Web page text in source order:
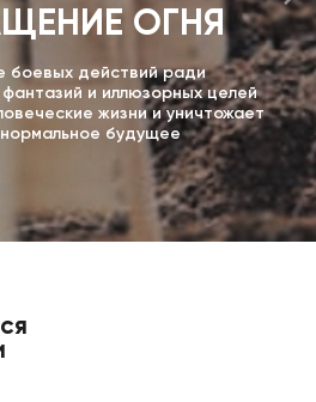
ОГНЯ
боевых действий ради
и иллюзорных целей
жизни и уничтожает
будущее